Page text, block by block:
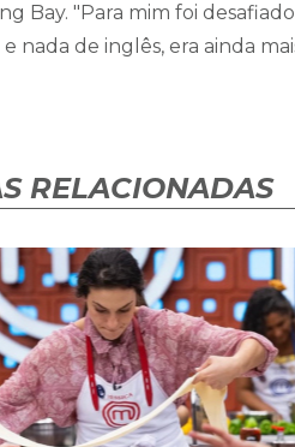
Bay. "Para mim foi
nada de inglês, era ainda
RELACIONADAS